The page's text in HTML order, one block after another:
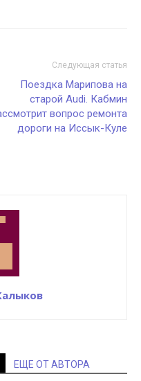
Следующая статья
Поездка Марипова на
старой Audi. Кабмин
вопрос ремонта
дороги на Иссык-Куле
ЕЩЕ ОТ АВТОРА